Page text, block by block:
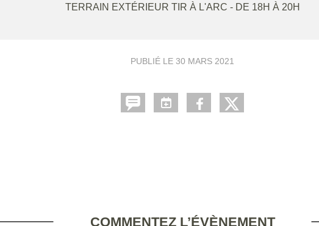
TERRAIN EXTÉRIEUR TIR À L'ARC - DE 18H À 20H
PUBLIÉ LE 30 MARS 2021
COMMENTEZ L’ÉVÈNEMENT